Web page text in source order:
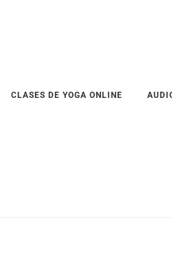
CLASES DE YOGA ONLINE